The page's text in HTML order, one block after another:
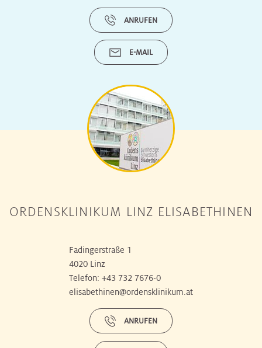
ANRUFEN
E-MAIL
ORDENSKLINIKUM LINZ ELISABETHINEN
Fadingerstraße 1
4020 Linz
Telefon: +43 732 7676-0
elisabethinen@ordensklinikum.at
ANRUFEN